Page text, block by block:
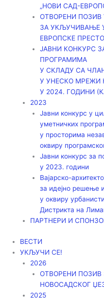
„НОВИ САД-
ОТВОРЕНИ
ЗА УКЉУЧИВАЊЕ
ЕВРОПСКЕ
ЈАВНИ КОНКУРС
ПРОГРАМИМА
У СКЛАДУ СА
У УНЕСКО МРЕЖИ
У 2024. ГОДИНИ
2023
Јавни конкурс у
уметничких
у просторима
оквиру
Јавни конкурс за
у 2023. години
Вајарско-
за идејно решење
у оквиру
Дистрикта на
ПАРТНЕРИ И
ВЕСТИ
УКЉУЧИ СЕ!
2026
ОТВОРЕНИ
НОВОСАДСКОГ
2025